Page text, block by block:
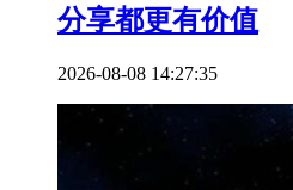
分享都更有价值
2026-08-08 14:27:35